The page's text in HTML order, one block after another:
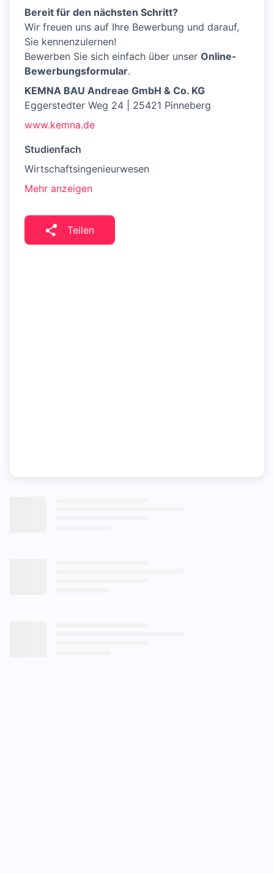
Bereit für den nächsten Schritt?
Wir freuen uns auf Ihre Bewerbung und darauf,
Sie kennenzulernen!
Bewerben Sie sich einfach über unser Online-
Bewerbungsformular.
KEMNA BAU Andreae GmbH & Co. KG
Eggerstedter Weg 24 | 25421 Pinneberg
www.kemna.de
Studienfach
Wirtschaftsingenieurwesen
Mehr anzeigen
Teilen